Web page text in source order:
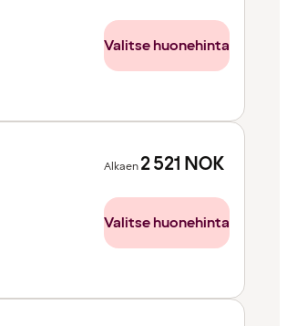
Valitse huonehinta
Alkaen2 521 NOK
Valitse huonehinta